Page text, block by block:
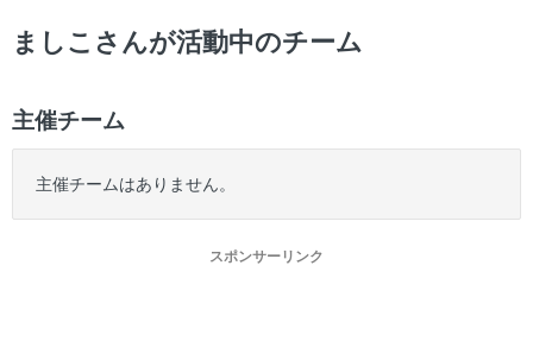
ましこさんが活動中のチーム
主催チーム
主催チームはありません。
スポンサーリンク